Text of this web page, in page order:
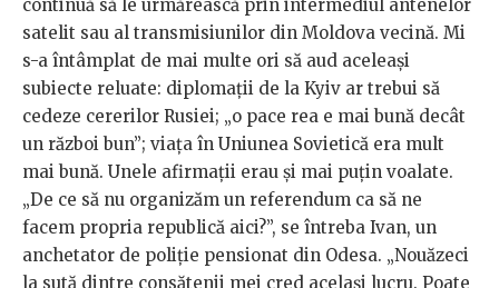
continuă să le urmărească prin intermediul antenelor
satelit sau al transmisiunilor din Moldova vecină. Mi
s-a întâmplat de mai multe ori să aud aceleași
subiecte reluate: diplomații de la Kyiv ar trebui să
cedeze cererilor Rusiei; „o pace rea e mai bună decât
un război bun”; viața în Uniunea Sovietică era mult
mai bună. Unele afirmații erau și mai puțin voalate.
„De ce să nu organizăm un referendum ca să ne
facem propria republică aici?”, se întreba Ivan, un
anchetator de poliție pensionat din Odesa. „Nouăzeci
la sută dintre consătenii mei cred același lucru. Poate